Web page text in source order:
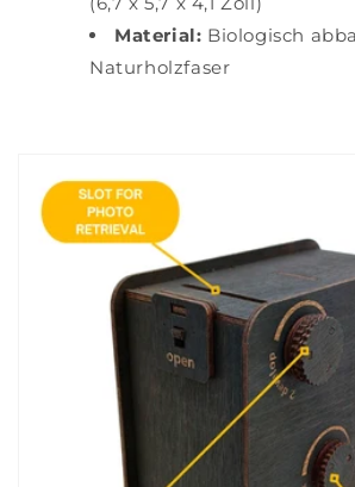
Material: Biologisch
Naturholzfaser